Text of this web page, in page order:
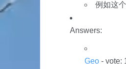
例如这
Answers:
Geo - vote: